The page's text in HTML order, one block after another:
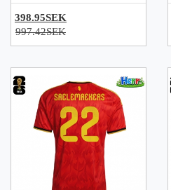
398.95SEK
997.42SEK